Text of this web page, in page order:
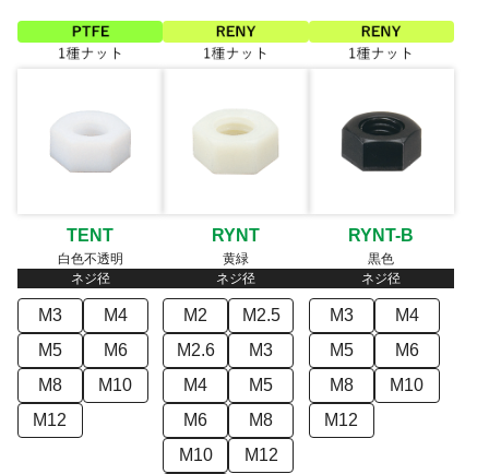
ご利用ガイド
会社情報
TENT
白色不透明
ネジ径
M3
M4
M5
M6
M8
M10
M12
RYNT
黄緑
ネジ径
M2
M2.5
M2.6
M3
M4
M5
M6
M8
M10
M12
RYNT-B
黒色
ネジ径
M3
M4
M5
M6
M8
M10
M12